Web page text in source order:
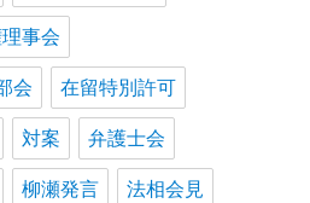
事会
会 在留特別許可
対案 弁護士会
柳瀬発言 法相会見